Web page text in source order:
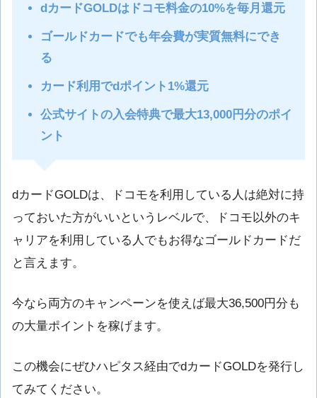
dカードGOLDはドコモ料金の10%を毎月還元
ゴールドカードでも年会費が実質無料にでき
る
カード利用でdポイント1%還元
公式サイトの入会特典で最大13,000円分のポイ
ント
dカードGOLDは、ドコモを利用している人は絶対に持
っておいた方がいいというレベルで、ドコモ以外のキ
ャリアを利用している人でもお得なゴールドカードだ
と言えます。
今なら両方のキャンペーンを使えば最大36,500円分も
の大量ポイントを稼げます。
この機会にぜひハピタス経由でdカードGOLDを発行し
てみてください。